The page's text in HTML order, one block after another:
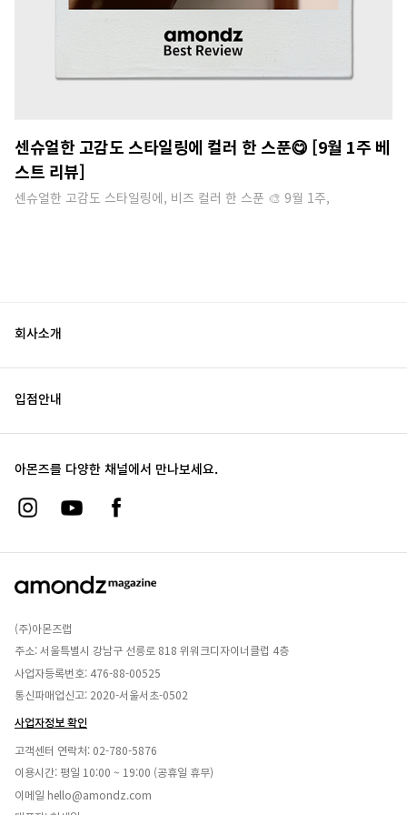
센슈얼한 고감도 스타일링에 컬러 한 스푼😋 [9월 1주 베
스트 리뷰]
센슈얼한 고감도 스타일링에, 비즈 컬러 한 스푼 🎨 9월 1주,
회사소개
입점안내
아몬즈를 다양한 채널에서 만나보세요.
(주)아몬즈랩
주소: 서울특별시 강남구 선릉로 818 위워크디자이너클럽 4층
사업자등록번호: 476-88-00525
통신파매업신고: 2020-서울서초-0502
사업자정보 확인
고객센터 연락처: 02-780-5876
이용시간: 평일 10:00 ~ 19:00 (공휴일 휴무)
이메일 hello@amondz.com